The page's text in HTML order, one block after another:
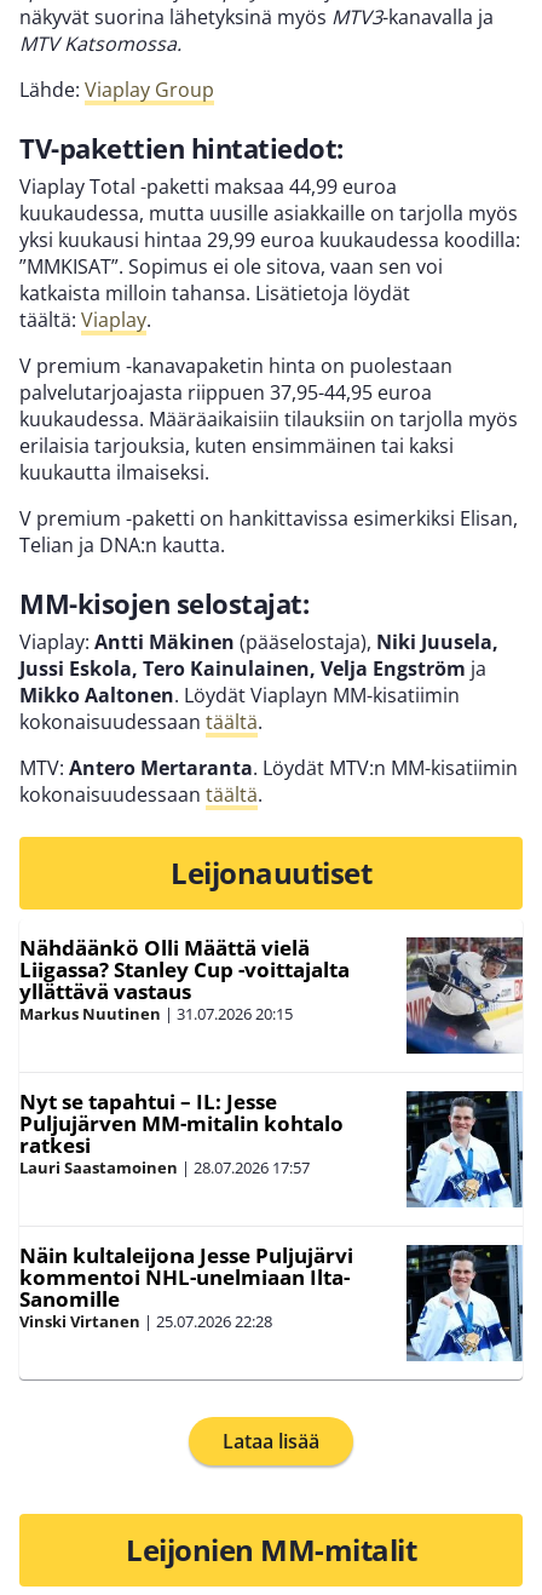
näkyvät suorina lähetyksinä myös MTV3-kanavalla ja
MTV Katsomossa.
Lähde: Viaplay Group
TV-pakettien hintatiedot:
Viaplay Total -paketti maksaa 44,99 euroa
kuukaudessa, mutta uusille asiakkaille on tarjolla myös
yksi kuukausi hintaa 29,99 euroa kuukaudessa koodilla:
”MMKISAT”. Sopimus ei ole sitova, vaan sen voi
katkaista milloin tahansa. Lisätietoja löydät
täältä: Viaplay.
V premium -kanavapaketin hinta on puolestaan
palvelutarjoajasta riippuen 37,95-44,95 euroa
kuukaudessa. Määräaikaisiin tilauksiin on tarjolla myös
erilaisia tarjouksia, kuten ensimmäinen tai kaksi
kuukautta ilmaiseksi.
V premium -paketti on hankittavissa esimerkiksi Elisan,
Telian ja DNA:n kautta.
MM-kisojen selostajat:
Viaplay: Antti Mäkinen (pääselostaja), Niki Juusela,
Jussi Eskola, Tero Kainulainen, Velja Engström ja
Mikko Aaltonen. Löydät Viaplayn MM-kisatiimin
kokonaisuudessaan täältä.
MTV: Antero Mertaranta. Löydät MTV:n MM-kisatiimin
kokonaisuudessaan täältä.
Leijonauutiset
Nähdäänkö Olli Määttä vielä
Liigassa? Stanley Cup -voittajalta
yllättävä vastaus
Markus Nuutinen | 31.07.202620:15
Nyt se tapahtui – IL: Jesse
Puljujärven MM-mitalin kohtalo
ratkesi
Lauri Saastamoinen | 28.07.2026 17:57
Näin kultaleijona Jesse Puljujärvi
kommentoi NHL-unelmiaan Ilta-
Sanomille
Vinski Virtanen | 25.07.202622:28
Lataa lisää
Leijonien MM-mitalit